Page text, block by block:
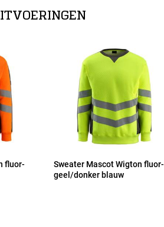
fluor-
Sweater Mascot Wigton fluor-
geel/donker blauw